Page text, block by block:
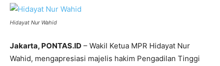
Hidayat Nur Wahid
Jakarta, PONTAS.ID – Wakil Ketua MPR Hidayat Nur
Wahid, mengapresiasi majelis hakim Pengadilan Tinggi